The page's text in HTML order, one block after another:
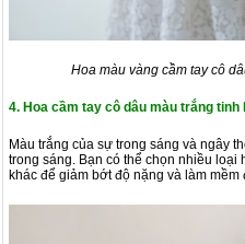
Hoa màu vàng cầm tay cô
4. Hoa cầm tay cô dâu màu trắng tinh
Màu trắng của sự trong sáng và ngây
trong sáng. Bạn có thể chọn nhiều loại
khác để giảm bớt độ nặng và làm mềm